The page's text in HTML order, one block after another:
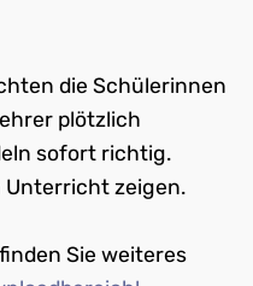
die Schülerinnen
plötzlich
sofort richtig.
Unterricht zeigen.
Sie weiteres